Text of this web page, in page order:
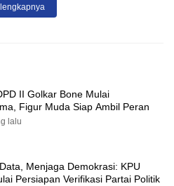
II Golkar Bone Mulai
Figur Muda Siap Ambil Peran
lalu
Menjaga Demokrasi: KPU
Persiapan Verifikasi Partai Politik